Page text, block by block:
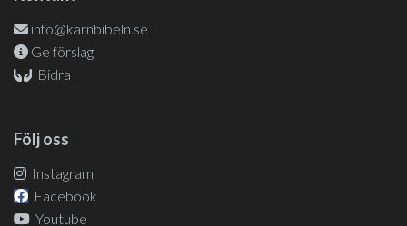
info@karnbibeln.se
Ge förslag
Bidra
Följ oss
Instagram
Facebook
Youtube